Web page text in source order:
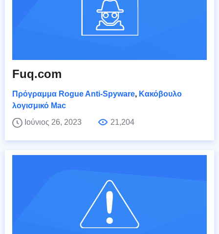
Fuq.com
Πρόγραμμα Rogue Anti-Spyware, Κακόβουλο
λογισμικό Mac
Ιούνιος 26, 2023
21,204